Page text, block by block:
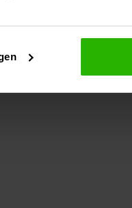
geplaatst. Je kunt je